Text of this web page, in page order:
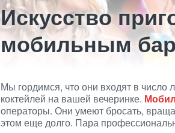
Искусство
мобильным
Мы гордимся, что они входят в число
коктейлей на вашей вечеринке.
операторы. Они умеют бросать,
этом еще долго. Пара